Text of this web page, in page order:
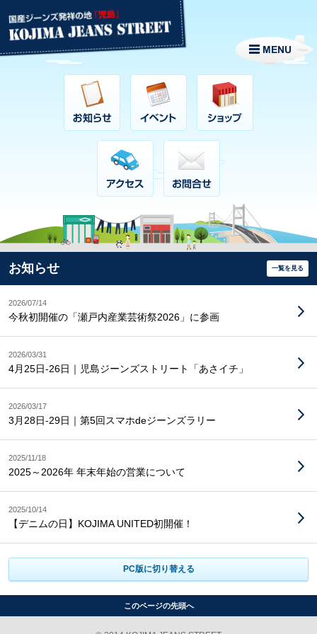
お知らせ 一覧を見る
2026/07/14
今秋初開催の「瀬戸内産業芸術祭2026」に参画
2026/03/31
4月25日-26日｜児島ジーンズストリート「あさイチ」
2026/03/17
3月28日-29日｜第5回スマホdeジーンズラリー
2025/11/18
2025～2026年 年末年始の営業について
2025/10/14
【デニムの日】KOJIMA UNITED初開催！
PC版に切り替える
このページの先頭へ